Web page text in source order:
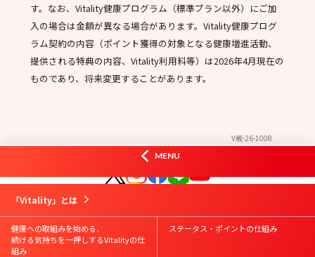
す。なお、Vitality健康プログラム（標準プラン以外）にご加
入の場合は金額が異なる場合があります。Vitality健康プログ
ラム契約の内容（ポイント獲得の対象となる健康増進活動、
提供される特典の内容、Vitality利用料等）は2026年4月現在の
ものであり、将来変更することがあります。
V戦-26-1008
MENU
Vitalityスマートお申込み Vitality体験版お申込み
オフィシャルSNS
「Vitality」とは
健康への取組みを始める、
続ける気持ちを一押しするVitalityの仕
組み
ステータス・ポイントの仕組み